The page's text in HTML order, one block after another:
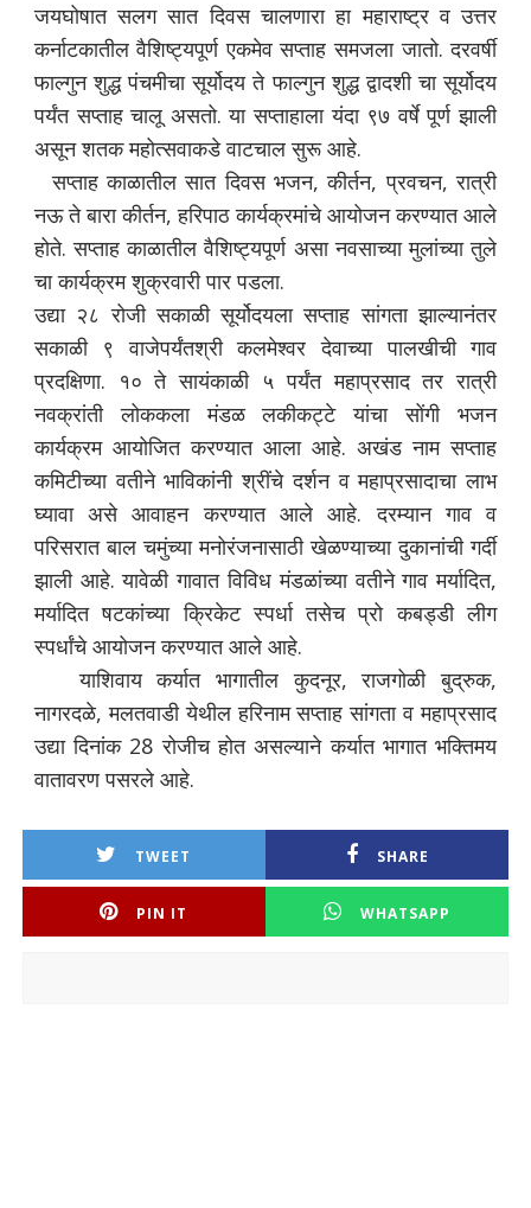
जयघोषात सलग सात दिवस चालणारा हा महाराष्ट्र व उत्तर
कर्नाटकातील वैशिष्ट्यपूर्ण एकमेव सप्ताह समजला जातो. दरवर्षी
फाल्गुन शुद्ध पंचमीचा सूर्योदय ते फाल्गुन शुद्ध द्वादशी चा सूर्योदय
पर्यंत सप्ताह चालू असतो. या सप्ताहाला यंदा ९७ वर्षे पूर्ण झाली
असून शतक महोत्सवाकडे वाटचाल सुरू आहे.
सप्ताह काळातील सात दिवस भजन, कीर्तन, प्रवचन, रात्री
नऊ ते बारा कीर्तन, हरिपाठ कार्यक्रमांचे आयोजन करण्यात आले
होते. सप्ताह काळातील वैशिष्ट्यपूर्ण असा नवसाच्या मुलांच्या तुले
चा कार्यक्रम शुक्रवारी पार पडला.
उद्या २८ रोजी सकाळी सूर्योदयला सप्ताह सांगता झाल्यानंतर
सकाळी ९ वाजेपर्यंतश्री कलमेश्वर देवाच्या पालखीची गाव
प्रदक्षिणा. १० ते सायंकाळी ५ पर्यंत महाप्रसाद तर रात्री
नवक्रांती लोककला मंडळ लकीकट्टे यांचा सोंगी भजन
कार्यक्रम आयोजित करण्यात आला आहे. अखंड नाम सप्ताह
कमिटीच्या वतीने भाविकांनी श्रींचे दर्शन व महाप्रसादाचा लाभ
घ्यावा असे आवाहन करण्यात आले आहे. दरम्यान गाव व
परिसरात बाल चमुंच्या मनोरंजनासाठी खेळण्याच्या दुकानांची गर्दी
झाली आहे. यावेळी गावात विविध मंडळांच्या वतीने गाव मर्यादित,
मर्यादित षटकांच्या क्रिकेट स्पर्धा तसेच प्रो कबड्डी लीग
स्पर्धांचे आयोजन करण्यात आले आहे.
याशिवाय कर्यात भागातील कुदनूर, राजगोळी बुद्रुक,
नागरदळे, मलतवाडी येथील हरिनाम सप्ताह सांगता व महाप्रसाद
उद्या दिनांक 28 रोजीच होत असल्याने कर्यात भागात भक्तिमय
वातावरण पसरले आहे.
TWEET SHARE
PIN IT WHATSAPP